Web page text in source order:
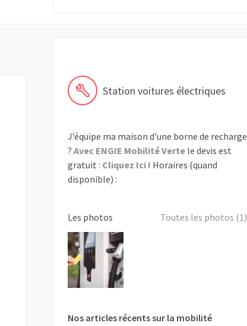
Station voitures électriques
J’équipe ma maison d'une borne de recharge
? Avec ENGIE Mobilité Vertele devis est
gratuit : Cliquez Ici ! Horaires (quand
disponible) :
Les photos Toutes les photos (1)
Nos articles récents sur la mobilité